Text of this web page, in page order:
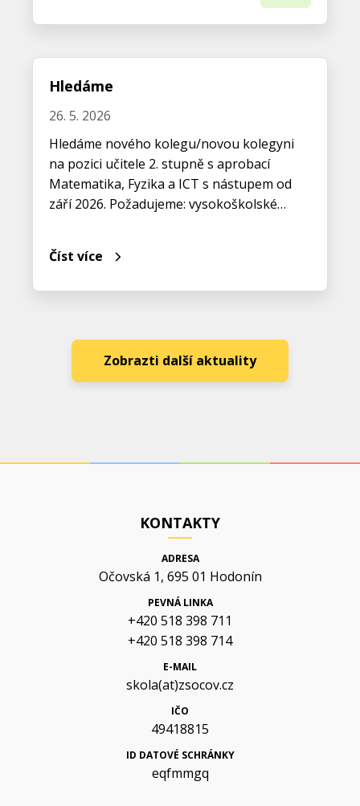
Hledáme
26. 5. 2026
Hledáme nového kolegu/novou kolegyni
na pozici učitele 2. stupně s aprobací
Matematika, Fyzika a ICT s nástupem od
září 2026. Požadujeme: vysokoškolské…
Číst více
Zobrazti další aktuality
KONTAKTY
ADRESA
Očovská 1, 695 01 Hodonín
PEVNÁ LINKA
+420 518 398 711
+420 518 398 714
E-MAIL
skola(at)zsocov.cz
IČO
49418815
ID DATOVÉ SCHRÁNKY
eqfmmgq